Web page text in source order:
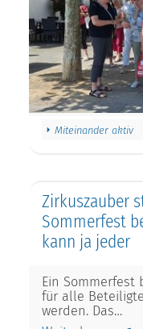
Miteinander aktiv
Zirkuszauber
Sommerfest
kann ja jeder
Ein Sommerfest
für alle
werden. Das…